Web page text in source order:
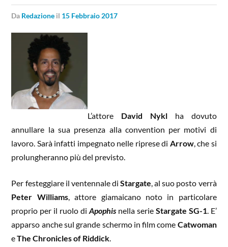
da Redazione il 15 Febbraio 2017
L’attore David Nykl ha dovuto
annullare la sua presenza alla convention per motivi di
lavoro. Sarà infatti impegnato nelle riprese di Arrow, che si
prolungheranno più del previsto.
Per festeggiare il ventennale diStargate, al suo posto verrà
Peter Williams, attore giamaicano noto in particolare
proprio per il ruolo di Apophis nella serie Stargate SG-1. E’
apparso anche sul grande schermo in film come Catwoman
eThe Chronicles of Riddick.